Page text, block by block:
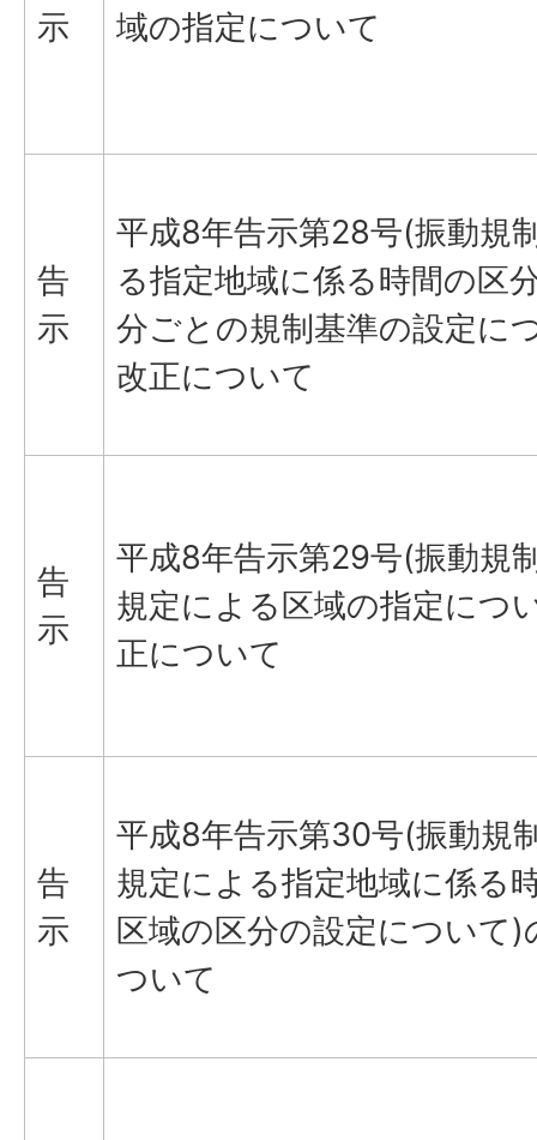
示
域の指定について
告
示
平成8年告示第28号(振動規
る指定地域に係る時間の区
分ごとの規制基準の設定に
改正について
告
示
平成8年告示第29号(振動規
規定による区域の指定につ
正について
告
示
平成8年告示第30号(振動規
規定による指定地域に係る
区域の区分の設定について)
ついて